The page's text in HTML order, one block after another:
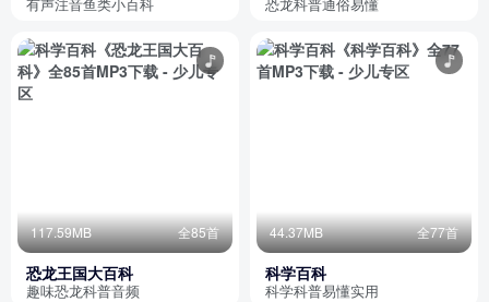
117.59MB 全85首
恐龙王国大百科
趣味恐龙科普音频
44.37MB 全77首
科学百科
科学科普易懂实用